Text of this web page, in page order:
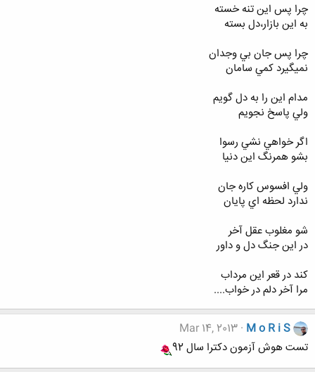
چرا پس اين تنه خسته
به اين بازار،دل بسته
چرا پس جان بي وجدان
نميگيرد کمي سامان
مدام اين را به دل گويم
ولي پاسخ نجويم
اگر خواهي نشي رسوا
بشو همرنگ اين دنيا
ولي افسوس کاره جان
ندارد لحظه اي پايان
شو مغلوب عقل آخر
در اين جنگ دل و داور
کند در قعر اين مرداب
مرا آخر دلم در خواب....
M o R i S
Mar 14, 2013
تست هوش آزمون دکترا سال 92